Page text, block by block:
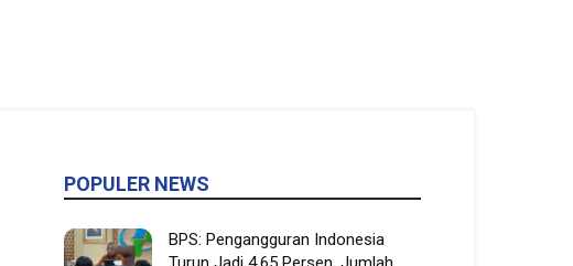
POPULER NEWS
BPS: Pengangguran Indonesia